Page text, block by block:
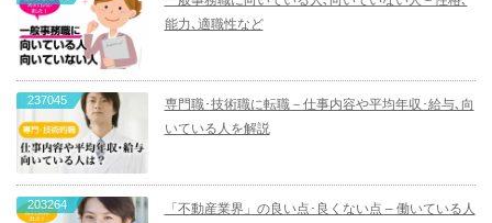
能力､適職性など
237045
専門職･技術職に転職－仕事内容や平均年収･給与､向
いている人を解説
203264
「不動産業界」の良い点･良くない点 – 働いている人